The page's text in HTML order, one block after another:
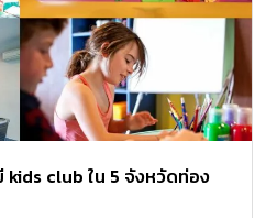
kids club ใน 5 จังหวัดท่อง